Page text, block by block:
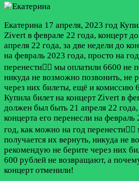
Екатерина 17 апреля, 2023 год
Zivert в феврале 22 года, концерт
апреля 22 года, за две недели до
на февраль 2023 года, просто на
перенести🤦‍♀️ мы оплатили 6600 не
никуда не возможно позвонить, не
через них билеты, ещё и комиссию
Купила билет на концерт Zivert в
должен был быть 21 апреля 22 года,
концерта его перенесли на
год, как можно на год
получается их вернуть, никуда не
рекомендую не берите через них
600 рублей не возвращают, а
концерт отменили!